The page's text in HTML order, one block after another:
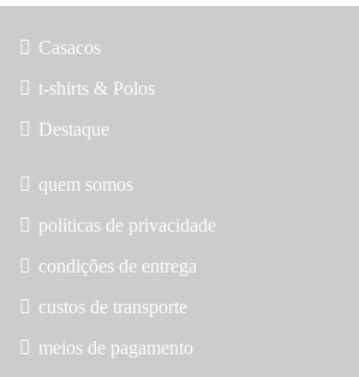
Casacos
t-shirts & Polos
Destaque
quem somos
politicas de privacidade
condições de entrega
custos de transporte
meios de pagamento